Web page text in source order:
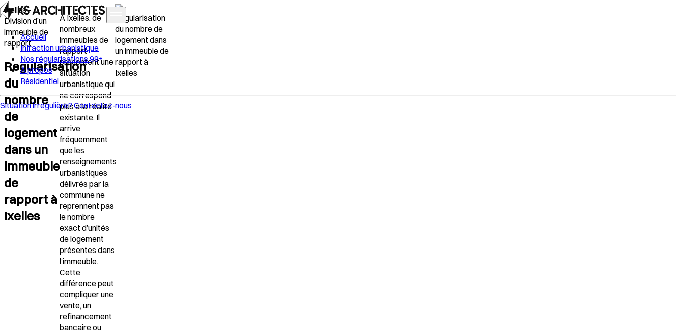
Accueil
Infraction urbanistique
Nos régularisations99+
À propos
Résidentiel
Situation irrégulière?Contactez-nous
Ixelles –
Division d’un
immeuble de
rapport
Regularisation
du
nombre
de
logement
dans un
immeuble
de
rapport à
Ixelles
À Ixelles, de
nombreux
immeubles de
rapport
présentent une
situation
urbanistique qui
ne correspond
plus à la réalité
existante. Il
arrive
fréquemment
que les
renseignements
urbanistiques
délivrés par la
commune ne
reprennent pas
le nombre
exact d’unités
de logement
présentes dans
l’immeuble.
Cette
différence peut
compliquer une
vente, un
refinancement
bancaire ou